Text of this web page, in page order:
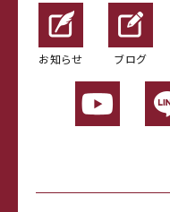
お知らせ ブログ